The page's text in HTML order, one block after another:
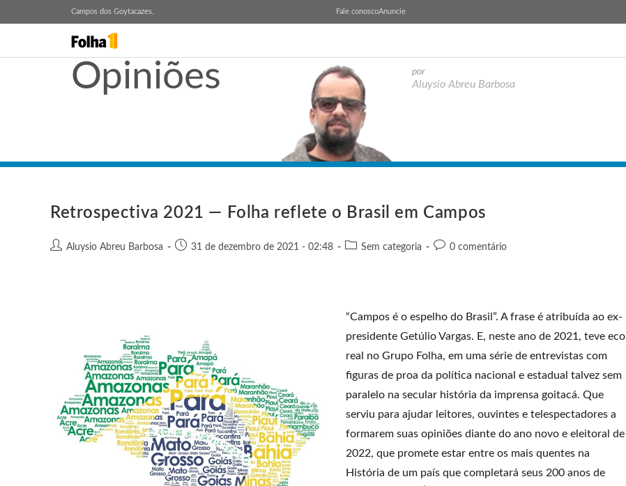
Campos dos Goytacazes, Fale conoscoAnuncie
Opiniões por
Aluysio Abreu Barbosa
Retrospectiva 2021 — Folha reflete o Brasil em Campos
Aluysio Abreu Barbosa 31 de dezembro de 2021 - 02:48 Sem categoria 0 comentário
“Campos é o espelho do Brasil”. A frase é atribuída ao ex-
presidente Getúlio Vargas. E, neste ano de 2021, teve eco
real no Grupo Folha, em uma série de entrevistas com
figuras de proa da política nacional e estadual talvez sem
paralelo na secular história da imprensa goitacá. Que
serviu para ajudar leitores, ouvintes e telespectadores a
formarem suas opiniões diante do ano novo e eleitoral de
2022, que promete estar entre os mais quentes na
História de um país que completará seus 200 anos de